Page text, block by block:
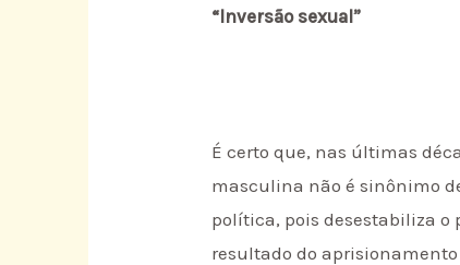
“Inversão sexual”
É certo que, nas últimas
masculina não é sinônimo
política, pois desestabiliza o
resultado do